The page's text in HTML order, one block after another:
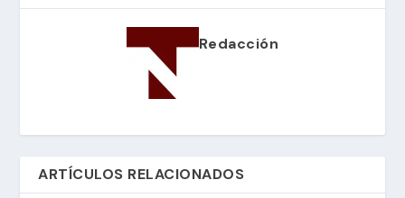
Redacción
ARTÍCULOS RELACIONADOS